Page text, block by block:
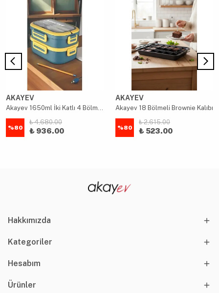
AKAYEV
Akayev 1650ml İki Katlı 4 Bölmeli Çelik Yemek Kabı Mavi
%80
₺ 4,680.00
₺ 936.00
AKAYEV
Akayev 18 Bölmeli Brownie Kalıbı
%80
₺ 2,615.00
₺ 523.00
Hakkımızda
Kategoriler
Hesabım
Ürünler